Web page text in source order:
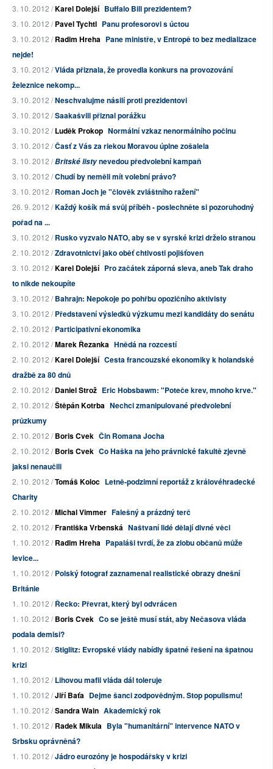
3. 10. 2012 /Karel Dolejší Buffalo Bill prezidentem?
3. 10. 2012 /Pavel Tychtl Panu profesorovi s úctou
3. 10. 2012 /Radim Hreha Pane ministře, v Entropě to bez medializace
nejde!
3. 10. 2012 /Vláda přiznala, že provedla konkurs na provozování
železnice nekomp...
3. 10. 2012 /Neschvalujme násilí proti prezidentovi
3. 10. 2012 /Saakašvili přiznal porážku
3. 10. 2012 /Luděk Prokop Normální vzkaz nenormálního počinu
3. 10. 2012 /Časť z Vás za riekou Moravou úplne zošalela
3. 10. 2012 /Britské listynevedou předvolební kampaň
3. 10. 2012 /Chudí by neměli mít volební právo?
3. 10. 2012 /Roman Joch je "člověk zvláštního ražení"
26. 9. 2012 /Každý košík má svůj příběh - poslechněte si pozoruhodný
pořad na ...
3. 10. 2012 /Rusko vyzvalo NATO, aby se v syrské krizi drželo stranou
2. 10. 2012 /Zdravotnictví jako oběť chtivosti pojišťoven
3. 10. 2012 /Karel Dolejší Pro začátek záporná sleva, aneb Tak draho
to nikde nekoupíte
3. 10. 2012 /Bahrajn: Nepokoje po pohřbu opozičního aktivisty
3. 10. 2012 /Představení výsledků výzkumu mezi kandidáty do senátu
2. 10. 2012 /Participativní ekonomika
2. 10. 2012 /Marek Řezanka Hnědá na rozcestí
2. 10. 2012 /Karel Dolejší Cesta francouzské ekonomiky k holandské
dražbě za 80 dnů
2. 10. 2012 /Daniel Strož Eric Hobsbawm: "Poteče krev, mnoho krve."
2. 10. 2012 /Štěpán Kotrba Nechci zmanipulované předvolební
průzkumy
2. 10. 2012 /Boris Cvek Čin Romana Jocha
2. 10. 2012 /Boris Cvek Co Haška na jeho právnické fakultě zjevně
jaksi nenaučili
2. 10. 2012 /Tomáš Koloc Letně-podzimní reportáž z královéhradecké
Charity
2. 10. 2012 /Michal Vimmer Falešný a prázdný terč
2. 10. 2012 /Františka Vrbenská Naštvaní lidé dělají divné věci
1. 10. 2012 /Radim Hreha Papaláši tvrdí, že za zlobu občanů může
levice...
1. 10. 2012 /Polský fotograf zaznamenal realistické obrazy dnešní
Británie
1. 10. 2012 /Řecko: Převrat, který byl odvrácen
1. 10. 2012 /Boris Cvek Co se ještě musí stát, aby Nečasova vláda
podala demisi?
1. 10. 2012 /Stiglitz: Evropské vlády nabídly špatné řešení na špatnou
krizi
1. 10. 2012 /Lihovou mafii vláda dál toleruje
1. 10. 2012 /Jiří Baťa Dejme šanci zodpovědným. Stop populismu!
1. 10. 2012 /Sandra Wain Akademický rok
1. 10. 2012 /Radek Mikula Byla "humanitární" intervence NATO v
Srbsku oprávněná?
1. 10. 2012 /Jádro eurozóny je hospodářsky v krizi